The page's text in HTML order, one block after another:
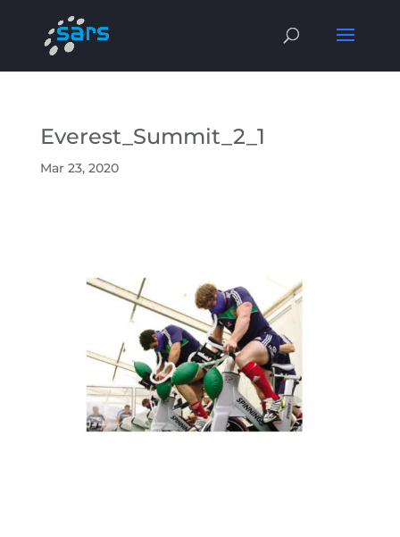
Everest_Summit_2_1
Mar 23, 2020